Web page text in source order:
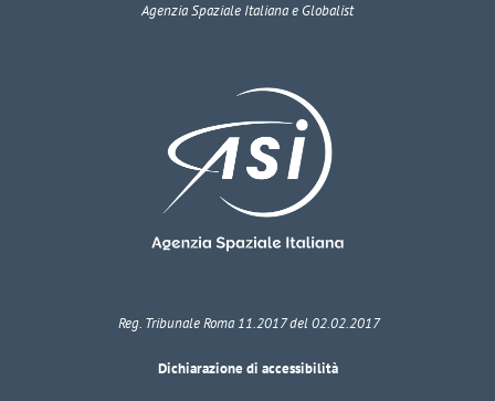
Agenzia Spaziale Italiana e Globalist
Reg. Tribunale Roma 11.2017 del 02.02.2017
Dichiarazione di accessibilità